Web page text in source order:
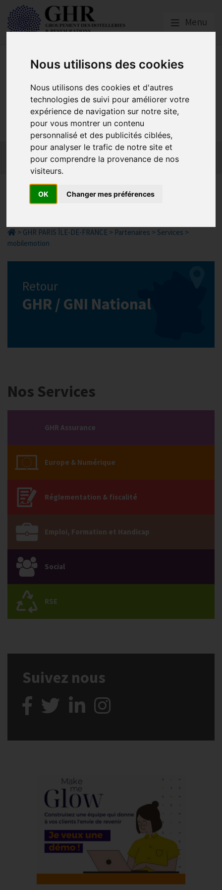
Nous utilisons des cookies
Nous utilisons des cookies et d'autres
technologies de suivi pour améliorer votre
expérience de navigation sur notre site,
pour vous montrer un contenu
personnalisé et des publicités ciblées,
pour analyser le trafic de notre site et
pour comprendre la provenance de nos
visiteurs.
OK Changer mes préférences
Menu
GHR PARIS ÎLE-DE-
FRANCE
Actualités Qui sommes-nous ?
GHR National
Partenaires
Contact adhésion
mobilemotion
> GHR PARIS ÎLE-DE-FRANCE > Partenaires > Services >
mobilemotion
Retour
GHR / GNI National
Nos Services
GHR Assurance
Europe & Numérique
Réglementation & fiscalité
Emploi, Formation et Handicap
Social
RSE
Suivez nous